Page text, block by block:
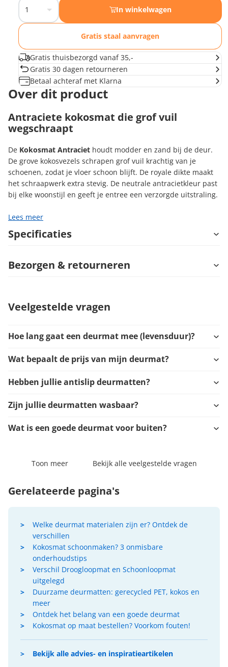
In winkelwagen
Gratis staal aanvragen
Gratis thuisbezorgd vanaf 35,-
Gratis 30 dagen retourneren
Betaal achteraf met Klarna
Over dit product
Lees meer
Antraciete kokosmat die grof vuil
wegschraapt
De Kokosmat Antraciet houdt modder en zand bij de deur.
De grove kokosvezels schrapen grof vuil krachtig van je
schoenen, zodat je vloer schoon blijft. De royale dikte maakt
het schraapwerk extra stevig. De neutrale antracietkleur past
bij elke woonstijl en geeft je entree een verzorgde uitstraling.
Specificaties
Bezorgen & retourneren
Veelgestelde vragen
Hoe lang gaat een deurmat mee (levensduur)?
Wat bepaalt de prijs van mijn deurmat?
Hebben jullie antislip deurmatten?
Zijn jullie deurmatten wasbaar?
Wat is een goede deurmat voor buiten?
Toon meer Bekijk alle veelgestelde vragen
Gerelateerde pagina's
Welke deurmat materialen zijn er? Ontdek de
verschillen
Kokosmat schoonmaken? 3 onmisbare
onderhoudstips
Verschil Droogloopmat en Schoonloopmat
uitgelegd
Duurzame deurmatten: gerecycled PET, kokos en
meer
Ontdek het belang van een goede deurmat
Kokosmat op maat bestellen? Voorkom fouten!
Bekijk alle advies- en inspiratieartikelen